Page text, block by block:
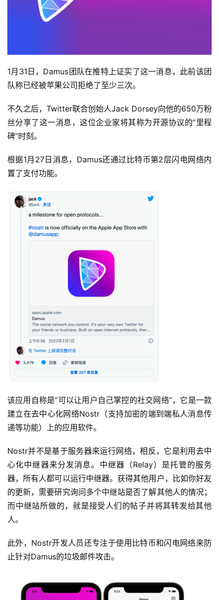
1月31日，Damus团队在推特上证实了这一消息，此前该团
队称已经被苹果公司拒绝了至少三次。
不久之后，Twitter联合创始人Jack Dorsey向他的650万粉
丝分享了这一消息，这位企业家将其称为开源协议的“里程
碑”时刻。
根据1月27日消息，Damus还通过比特币第2层闪电网络内
置了支付功能。
该应用自称是“可以让用户自己掌控的社交网络”，它是一款
建立在去中心化网络Nostr（支持加密的端到端私人消息传
递等功能）上的应用软件。
Nostr并不是基于服务器来运行网络，相反，它是利用去中
心化中继器来分发消息。中继器（Relay）是托管的服务
器，所有人都可以运行中继器。获得其他用户，比如你好友
的更新，需要研究询问多个中继站是否了解其他人的情况；
而中继站所做的，就是接受人们的帖子并将其转发给其他
人。
此外，Nostr开发人员还专注于使用比特币和闪电网络来防
止针对Damus的垃圾邮件攻击。